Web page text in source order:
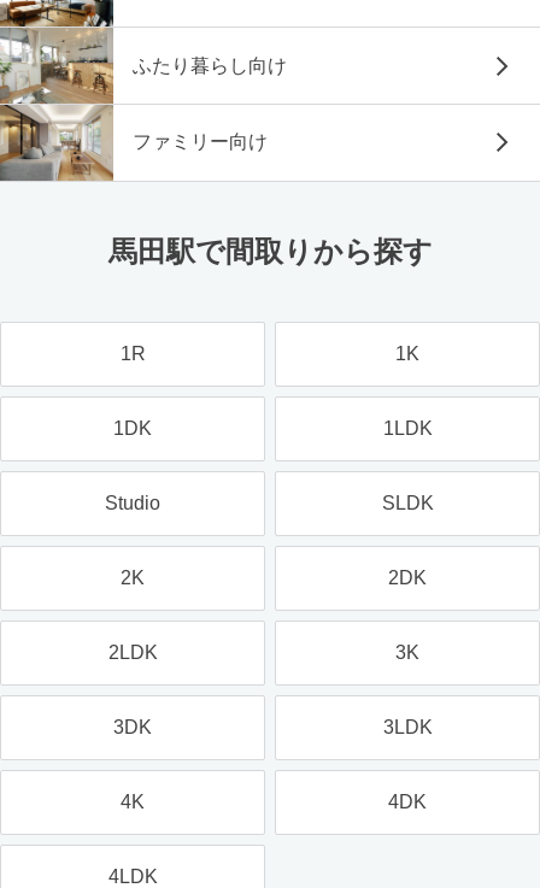
ふたり暮らし向け
ファミリー向け
馬田駅で間取りから探す
1R 1K
1DK 1LDK
Studio SLDK
2K 2DK
2LDK 3K
3DK 3LDK
4K 4DK
4LDK